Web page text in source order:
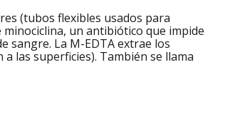
(tubos flexibles usados para
un antibiótico que impide
sangre. La M-EDTA extrae los
las superficies). También se llama